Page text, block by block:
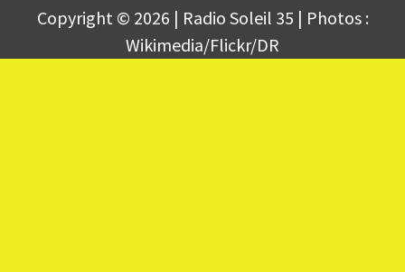
Copyright © 2026 | Radio Soleil 35 | Photos :
Wikimedia/Flickr/DR